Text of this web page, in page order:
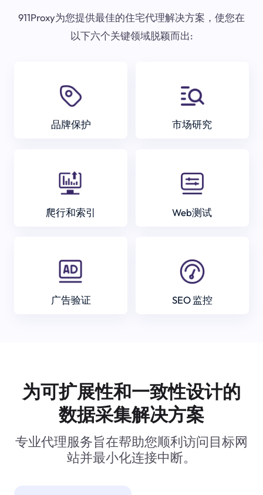
911Proxy为您提供最佳的住宅代理解决方案，使您在
以下六个关键领域脱颖而出:
品牌保护 市场研究
爬行和索引 Web测试
广告验证 SEO 监控
为可扩展性和一致性设计的
数据采集解决方案
专业代理服务旨在帮助您顺利访问目标网
站并最小化连接中断。